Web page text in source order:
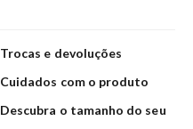
Trocas e devoluções
Cuidados com o produto
Descubra o tamanho do seu